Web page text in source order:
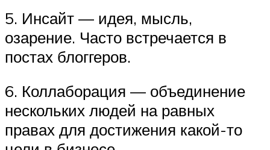
5. Инсайт — идея, мысль,
озарение. Часто встречается в
постах блоггеров.
6. Коллаборация — объединение
нескольких людей на равных
правах для достижения какой-то